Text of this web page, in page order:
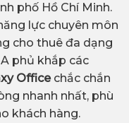
phố Hồ Chí Minh.
lực chuyên môn
cho thuê đa dạng
phủ khắp các
Office chắc chắn
nhanh nhất, phù
khách hàng.